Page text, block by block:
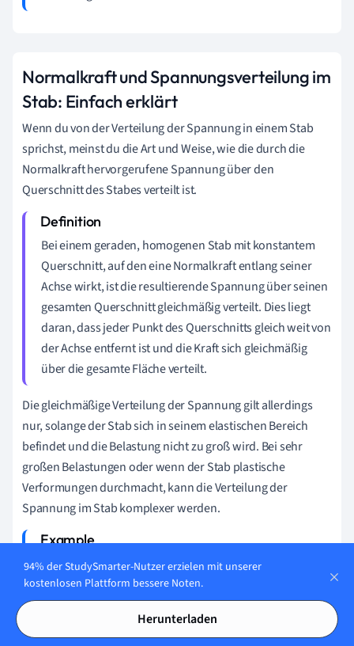
Normalkraft und Spannungsverteilung im
Stab: Einfach erklärt
Wenn du von der Verteilung der Spannung in einem Stab
sprichst, meinst du die Art und Weise, wie die durch die
Normalkraft hervorgerufene Spannung über den
Querschnitt des Stabes verteilt ist.
Bei einem geraden, homogenen Stab mit konstantem
Querschnitt, auf den eine Normalkraft entlang seiner
Achse wirkt, ist die resultierende Spannung über seinen
gesamten Querschnitt gleichmäßig verteilt. Dies liegt
daran, dass jeder Punkt des Querschnitts gleich weit von
der Achse entfernt ist und die Kraft sich gleichmäßig
über die gesamte Fläche verteilt.
Die gleichmäßige Verteilung der Spannung gilt allerdings
nur, solange der Stab sich in seinem elastischen Bereich
befindet und die Belastung nicht zu groß wird. Bei sehr
großen Belastungen oder wenn der Stab plastische
Verformungen durchmacht, kann die Verteilung der
Spannung im Stab komplexer werden.
Stell dir einen Stahlstab vor, der eine Querschnittsfläche
vonA=20mm2
hat und auf den eine Normalkraft
von
ausgeübt wird. Da die Normalkraft
gleichmäßig über den Querschnitt verteilt ist, ist die
94% der StudySmarter-Nutzer erzielen mit unserer
kostenlosen Plattform bessere Noten.
Herunterladen